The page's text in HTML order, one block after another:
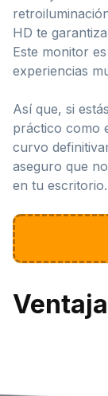
HD te
Este monitor
experiencias
Así que, si
práctico como
curvo
aseguro que
en tu escritorio.